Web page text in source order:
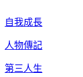
自我成長
人物傳記
第三人生